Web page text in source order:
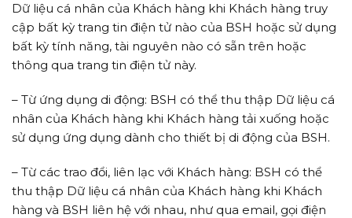
Dữ liệu cá nhân của Khách hàng khi Khách hàng truy
cập bất kỳ trang tin điện tử nào của BSH hoặc sử dụng
bất kỳ tính năng, tài nguyên nào có sẵn trên hoặc
thông qua trang tin điện tử này.
– Từ ứng dụng di động: BSH có thể thu thập Dữ liệu cá
nhân của Khách hàng khi Khách hàng tải xuống hoặc
sử dụng ứng dụng dành cho thiết bị di động của BSH.
– Từ các trao đổi, liên lạc với Khách hàng: BSH có thể
thu thập Dữ liệu cá nhân của Khách hàng khi Khách
hàng và BSH liên hệ với nhau, như qua email, gọi điện